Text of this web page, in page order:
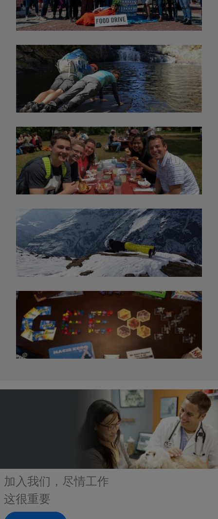
加入我们，尽情工作
这很重要